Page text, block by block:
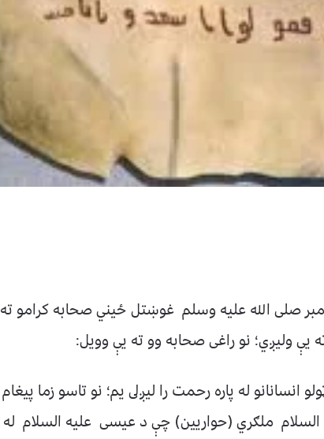
صلی الله عليه وسلم غوښتل ځيني صحابه کرامو ته
يې وليږي؛ نو راغى صحابه وو ته يې وويل:
له پاره رحمت را ليږلى يم؛ نو تاسو زما پيغام
ملګري (حواريين) چې د عيسى عليه السلام له